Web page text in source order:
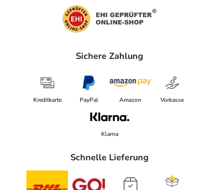
Sichere Zahlung
Kreditkarte PayPal Amazon Vorkasse
Klarna
Schnelle Lieferung